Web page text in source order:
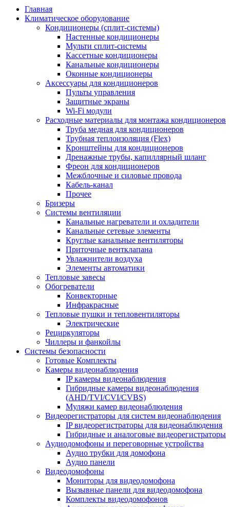
Главная
Климатическое оборудование
Кондиционеры (сплит-системы)
Настенные кондиционеры
Мульти сплит-системы
Кассетные кондиционеры
Канальные кондиционеры
Оконные кондиционеры
Аксессуары для кондиционеров
Пульты управления
Защитные экраны
Wi-Fi модули
Расходные материалы для монтажа кондиционеров
Труба медная для кондиционеров
Трубная теплоизоляция (Flex)
Кронштейны для кондиционеров
Дренажные трубы, капиллярный шланг
Фреон для кондиционеров
Межблочные и силовые провода
Кабель-канал
Прочее
Бризеры
Системы вентиляции
Канальные нагреватели и охладители
Канальные сетевые элементы
Круглые канальные вентиляторы
Приточные вентклапана
Увлажнители воздуха
Элементы автоматики
Тепловые завесы
Обогреватели
Конвекторные
Инфракрасные
Тепловые пушки и тепловентиляторы
Электрические
Рециркуляторы
Чиллеры и фанкойлы
Системы безопасности
Готовые Комплекты
Камеры видеонаблюдения
IP камеры видеонаблюдения
Гибридные камеры видеонаблюдения
(AHD/TVI/CVI/CVBS)
Муляжи камер видеонаблюдения
Видеорегистраторы для систем видеонаблюдения
IP видеорегистраторы для видеонаблюдения
Гибридные и аналоговые видеорегистраторы
Аудиодомофоны и переговорные устройства
Аудио трубки для домофона
Аудио панели
Видеодомофоны
Мониторы для видеодомофона
Вызывные панели для видеодомофона
Комплекты видеодомофонов